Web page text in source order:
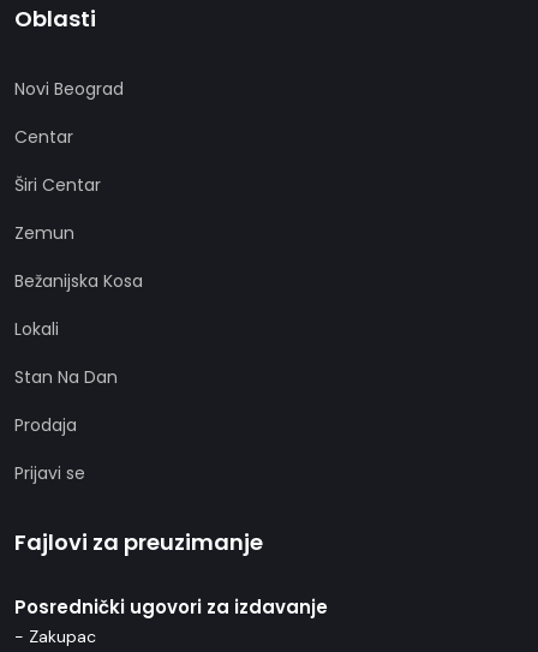
Oblasti
Novi Beograd
Centar
Širi Centar
Zemun
Bežanijska Kosa
Lokali
Stan Na Dan
Prodaja
Prijavi se
Fajlovi za preuzimanje
Posrednički ugovori za izdavanje
- Zakupac